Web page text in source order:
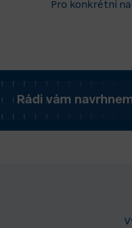
Pro konkrétní
Rádi vám